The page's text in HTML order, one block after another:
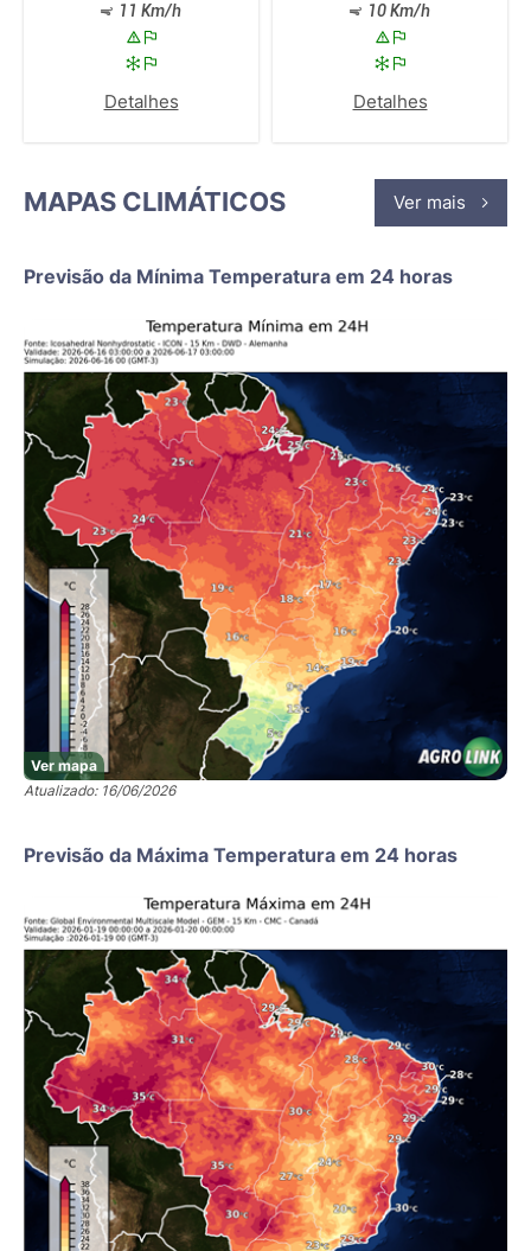
11 Km/h
Detalhes
10 Km/h
Detalhes
MAPAS CLIMÁTICOS Ver mais
Previsão da Mínima Temperatura em 24 horas
Ver mapa
Atualizado: 16/06/2026
Previsão da Máxima Temperatura em 24 horas